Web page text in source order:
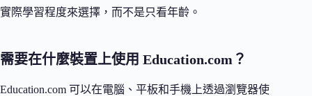
實際學習程度來選擇，而不是只看年齡。
需要在什麼裝置上使用 Education.com？
Education.com 可以在電腦、平板和手機上透過瀏覽器使